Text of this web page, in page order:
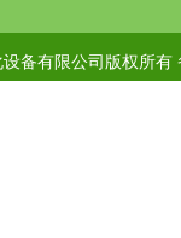
备有限公司版权所有